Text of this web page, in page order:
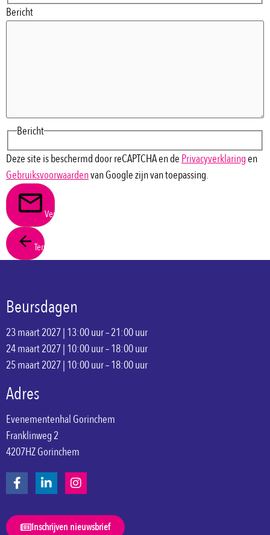
Bericht
Bericht
Deze site is beschermd door reCAPTCHA en dePrivacyverklaringen
Gebruiksvoorwaardenvan Google zijn van toepassing.
Verstuur
Terug
Beursdagen
23 maart 2027 | 13:00 uur – 21:00 uur
24 maart 2027 | 10:00 uur – 18:00 uur
25 maart 2027 | 10:00 uur – 18:00 uur
Adres
Evenementenhal Gorinchem
Franklinweg 2
4207HZ Gorinchem
Inschrijven nieuwsbrief